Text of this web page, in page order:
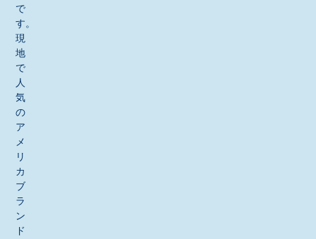
で
す。
現
地
で
人
気
の
ア
メ
リ
カ
ブ
ラ
ン
ド